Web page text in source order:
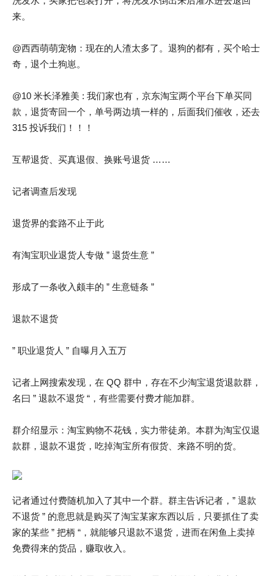
来。
@西西萌萌宠物：现在的人渣太多了。退狗的都有，买个哈士
奇，退个土狗崽。
@10 米长泽雅美 : 我们家也有，京东淘宝两个平台下单买同
款，退货寄回一个，单号两边填一样的，后面我们催收，还去
315 投诉我们！！！
互帮退货、买真退假、换账号退货 ……
记者调查后发现
退货界的套路不止于此
有淘宝职业退货人专做 ” 退货生意 ”
形成了一条收入颇丰的 ” 生意链条 ”
退款不退货
” 职业退货人 ” 自曝月入五万
记者上网搜索发现，在 QQ 群中，存在不少淘宝退货退款群，
名曰 ” 退款不退货 “，有些需要付费才能加群。
群介绍显示：淘宝购物不花钱，实力带徒弟。本群为淘宝仅退
款群，退款不退货，吃掉淘宝所有假货、来路不明的货。
记者通过付费随机加入了其中一个群。群主告诉记者，” 退款
不退货 ” 的意思就是购买了淘宝某家东西以后，只要抓住了卖
家的某些 ” 把柄 “，就能够只退款不退货，进而在闲鱼上卖掉
免费得来的货品，赚取收入。